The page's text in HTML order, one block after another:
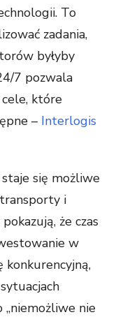
To
zadania,
byłyby
7 pozwala
które
– Interlogis
się możliwe
i
że czas
w
konkurencyjną,
„niemożliwe nie